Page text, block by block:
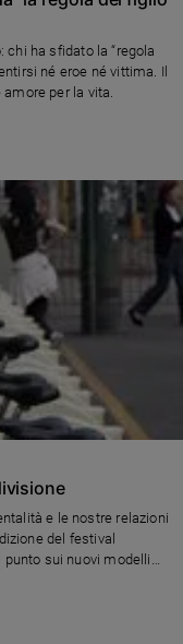
ha sfidato la “regola
né eroe né vittima. Il
per la vita.
e le nostre relazioni
del festival
punto sui nuovi modelli